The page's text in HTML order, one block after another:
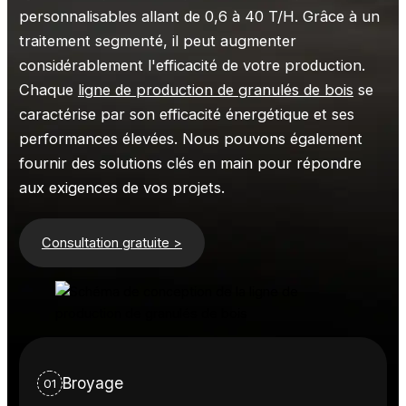
personnalisables allant de 0,6 à 40 T/H. Grâce à un
traitement segmenté, il peut augmenter
considérablement l'efficacité de votre production.
Chaque ligne de production de granulés de bois se
caractérise par son efficacité énergétique et ses
performances élevées. Nous pouvons également
fournir des solutions clés en main pour répondre
aux exigences de vos projets.
Consultation gratuite >
01 Broyage